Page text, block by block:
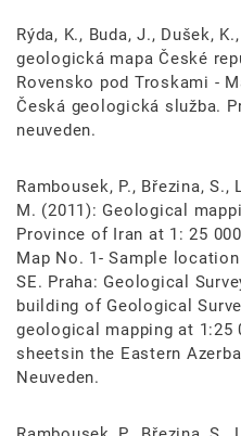
Rýda, K., Buda, J., Dušek,
geologická mapa České
Rovensko pod Troskami -
Česká geologická služba.
neuveden.
Rambousek, P., Březina, S.,
M. (2011): Geological
Province of Iran at 1: 25
Map No. 1- Sample
SE. Praha: Geological
building of Geological
geological mapping at
sheetsin the Eastern
Neuveden.